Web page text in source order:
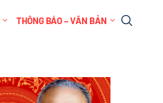
THÔNG BÁO – VĂN BẢN